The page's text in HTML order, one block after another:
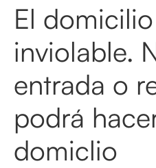
El
inviolable.
entrada o
podrá
domiclio